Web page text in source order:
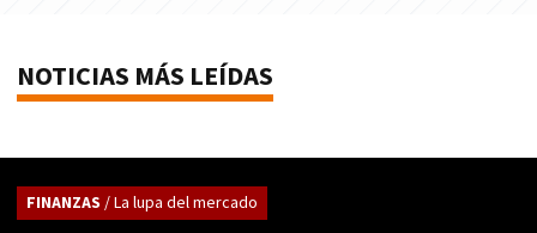
NOTICIAS MÁS LEÍDAS
FINANZAS / La lupa del mercado